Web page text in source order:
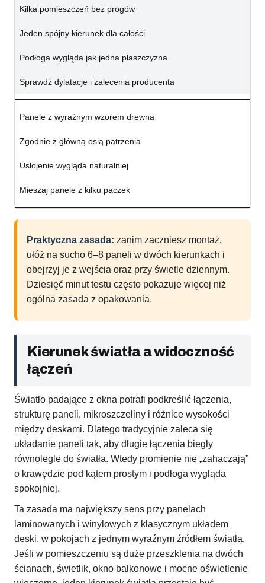
Kilka pomieszczeń bez progów
Jeden spójny kierunek dla całości
Podłoga wygląda jak jedna płaszczyzna
Sprawdź dylatacje i zalecenia producenta
Panele z wyraźnym wzorem drewna
Zgodnie z główną osią patrzenia
Usłojenie wygląda naturalniej
Mieszaj panele z kilku paczek
Praktyczna zasada: zanim zaczniesz montaż,
ułóż na sucho 6–8 paneli w dwóch kierunkach i
obejrzyj je z wejścia oraz przy świetle dziennym.
Dziesięć minut testu często pokazuje więcej niż
ogólna zasada z opakowania.
Kierunek światła a widoczność
łączeń
Światło padające z okna potrafi podkreślić łączenia,
strukturę paneli, mikroszczeliny i różnice wysokości
między deskami. Dlatego tradycyjnie zaleca się
układanie paneli tak, aby długie łączenia biegły
równolegle do światła. Wtedy promienie nie „zahaczają”
o krawędzie pod kątem prostym i podłoga wygląda
spokojniej.
Ta zasada ma największy sens przy panelach
laminowanych i winylowych z klasycznym układem
deski, w pokojach z jednym wyraźnym źródłem światła.
Jeśli w pomieszczeniu są duże przeszklenia na dwóch
ścianach, świetlik, okno balkonowe i mocne oświetlenie